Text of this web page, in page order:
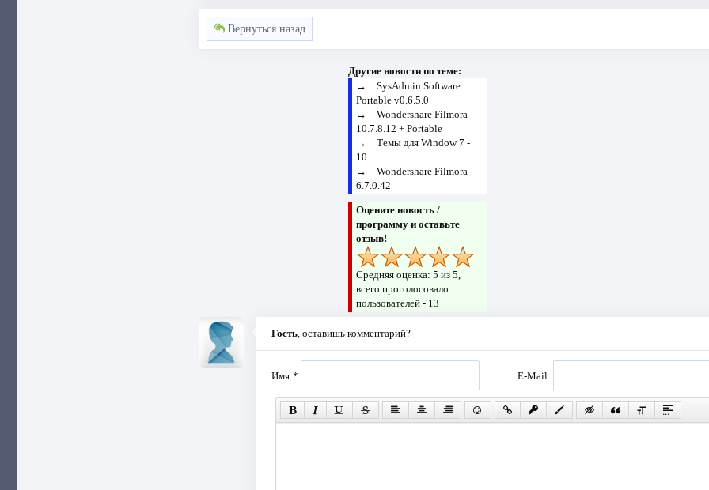
Вернуться назад
Другие новости по теме:
→ SysAdmin Software
Portable v0.6.5.0
→ Wondershare Filmora
10.7.8.12 + Portable
→ Темы для Window 7 -
10
→ Wondershare Filmora
6.7.0.42
Оцените новость /
программу и оставьте
отзыв!
Средняя оценка: 5 из 5,
всего проголосовало
пользователей - 13
Гость, оставишь комментарий?
Имя:* E-Mail: